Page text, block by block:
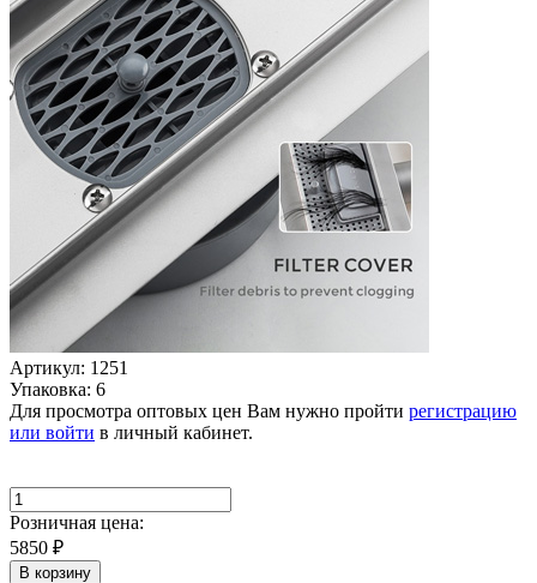
Артикул: 1251
Упаковка: 6
Для просмотра оптовых цен Вам нужно пройти регистрацию
или войти в личный кабинет.
Розничная цена:
5850 ₽
В корзину